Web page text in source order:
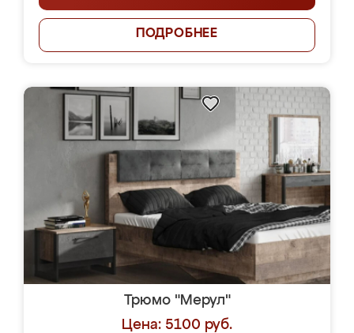
ПОДРОБНЕЕ
Трюмо "Мерул"
Цена: 5100 руб.